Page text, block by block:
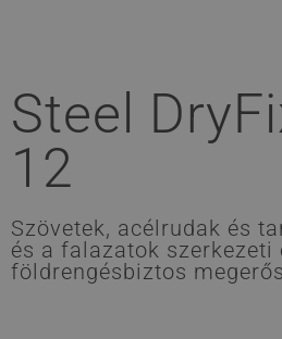
Steel
12
Szövetek, acélrudak és
és a falazatok szerkezeti
földrengésbiztos